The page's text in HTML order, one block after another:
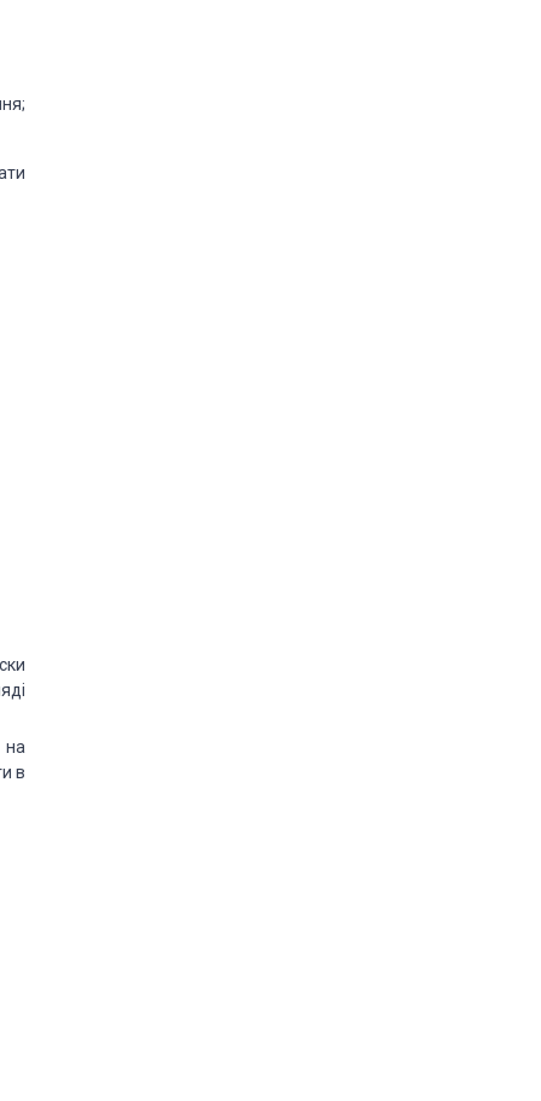
на
в